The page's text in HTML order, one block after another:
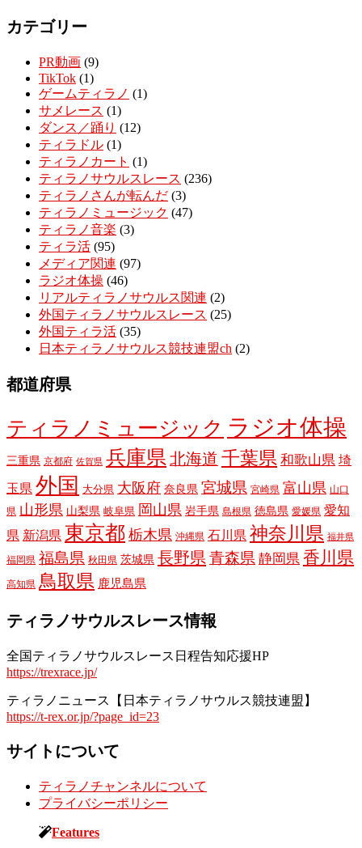
カテゴリー
PR動画 (9)
TikTok (1)
ゲームティラノ (1)
サメレース (1)
ダンス／踊り (12)
ティラドル (1)
ティラノカート (1)
ティラノサウルスレース (236)
ティラノさんが転んだ (3)
ティラノミュージック (47)
ティラノ音楽 (3)
ティラ活 (95)
メディア関連 (97)
ラジオ体操 (46)
リアルティラノサウルス関連 (2)
外国ティラノサウルスレース (25)
外国ティラ活 (35)
日本ティラノサウルス競技連盟ch (2)
都道府県
ティラノミュージック ラジオ体操
三重県 京都府 佐賀県 兵庫県 北海道 千葉県 和歌山県 埼
玉県 外国 大分県 大阪府 奈良県 宮城県 宮崎県 富山県 山口
県 山形県 山梨県 岐阜県 岡山県 岩手県 島根県 徳島県 愛媛県 愛知
県 新潟県 東京都 栃木県 沖縄県 石川県 神奈川県 福井県
福岡県 福島県 秋田県 茨城県 長野県 青森県 静岡県 香川県
高知県 鳥取県 鹿児島県
ティラノサウルスレース情報
全国ティラノサウルスレース日程告知応援HP
https://trexrace.jp/
ティラノニュース【日本ティラノサウルス競技連盟】
https://t-rex.or.jp/?page_id=23
サイトについて
ティラノチャンネルについて
プライバシーポリシー
Toggle
Features